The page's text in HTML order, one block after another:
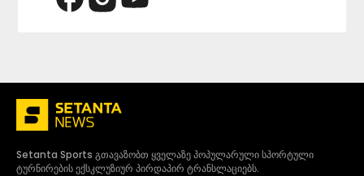
Setanta Sports გთავაზობთ ყველაზე პოპულარული სპორტული
ტურნირების ექსკლუზიურ პირდაპირ ტრანსლაციებს.